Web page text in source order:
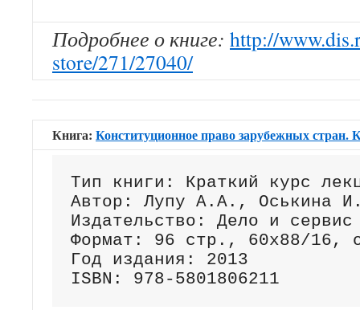
Подробнее о книге: http://
store/271/27040/
Книга: Конституционное право зарубежных стран.
Тип книги: Краткий курс
Автор: Лупу А.А., Оськина
Издательство: Дело и сервис
Формат: 96 стр., 60х88/16,
Год издания: 2013
ISBN: 978-5801806211